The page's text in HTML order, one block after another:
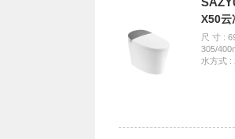
X50云
尺 寸 :
305/
水方式 :